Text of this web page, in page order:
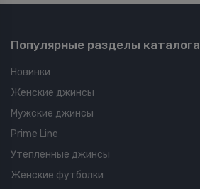
Популярные разделы каталога
Новинки
Женские джинсы
Мужские джинсы
Prime Line
Утепленные джинсы
Женские футболки